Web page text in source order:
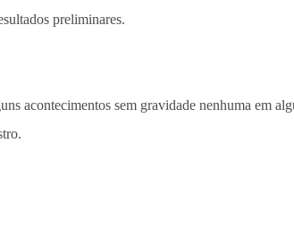
preliminares.
acontecimentos sem gravidade nenhuma em